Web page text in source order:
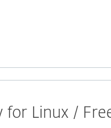
for Linux /